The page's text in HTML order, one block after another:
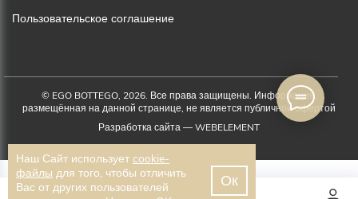
Пользовательское соглашение
© EGO BOTTEGO, 2026. Все права защищены. Информация,
размещённая на данной странице, не является публичной офертой
Разработка сайта —WEBELEMENT
Наш Сайт использует cookie-
файлы для того, чтобы отличить
Вас от других пользователей
Ок